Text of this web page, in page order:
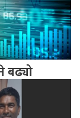
बढ्यो